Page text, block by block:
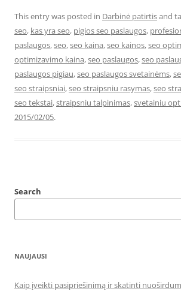
This entry was posted in Darbinė patirtisand
seo, kas yra seo, pigios seo paslaugos,
paslaugos,seo,seo kaina,seo kainos,seo
optimizavimo kaina,seo paslaugos,seo
paslaugos pigiau,seo paslaugos svetainėms,
seo straipsniai,seo straipsniu rasymas,seo
seo tekstai,straipsniu talpinimas,svetainiu
2015/02/05.
Search
NAUJAUSI
Kaip įveikti pasipriešinimą ir skatinti